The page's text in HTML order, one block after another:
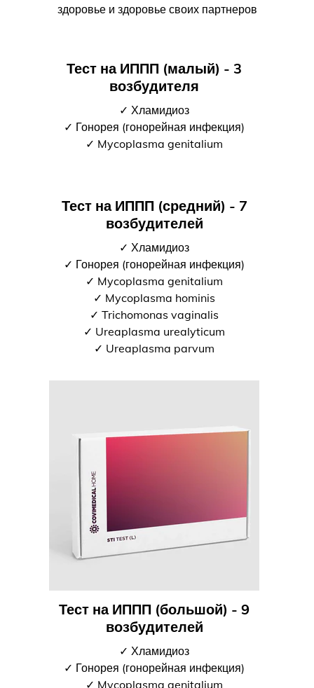
здоровье и здоровье своих партнеров
Тест на ИППП (малый) - 3
возбудителя
✓ Хламидиоз
✓ Гонорея (гонорейная инфекция)
✓ Mycoplasma genitalium
Тест на ИППП (средний) - 7
возбудителей
✓ Хламидиоз
✓ Гонорея (гонорейная инфекция)
✓ Mycoplasma genitalium
✓ Mycoplasma hominis
✓ Trichomonas vaginalis
✓ Ureaplasma urealyticum
✓ Ureaplasma parvum
Тест на ИППП (большой) - 9
возбудителей
✓ Хламидиоз
✓ Гонорея (гонорейная инфекция)
✓ Mycoplasma genitalium